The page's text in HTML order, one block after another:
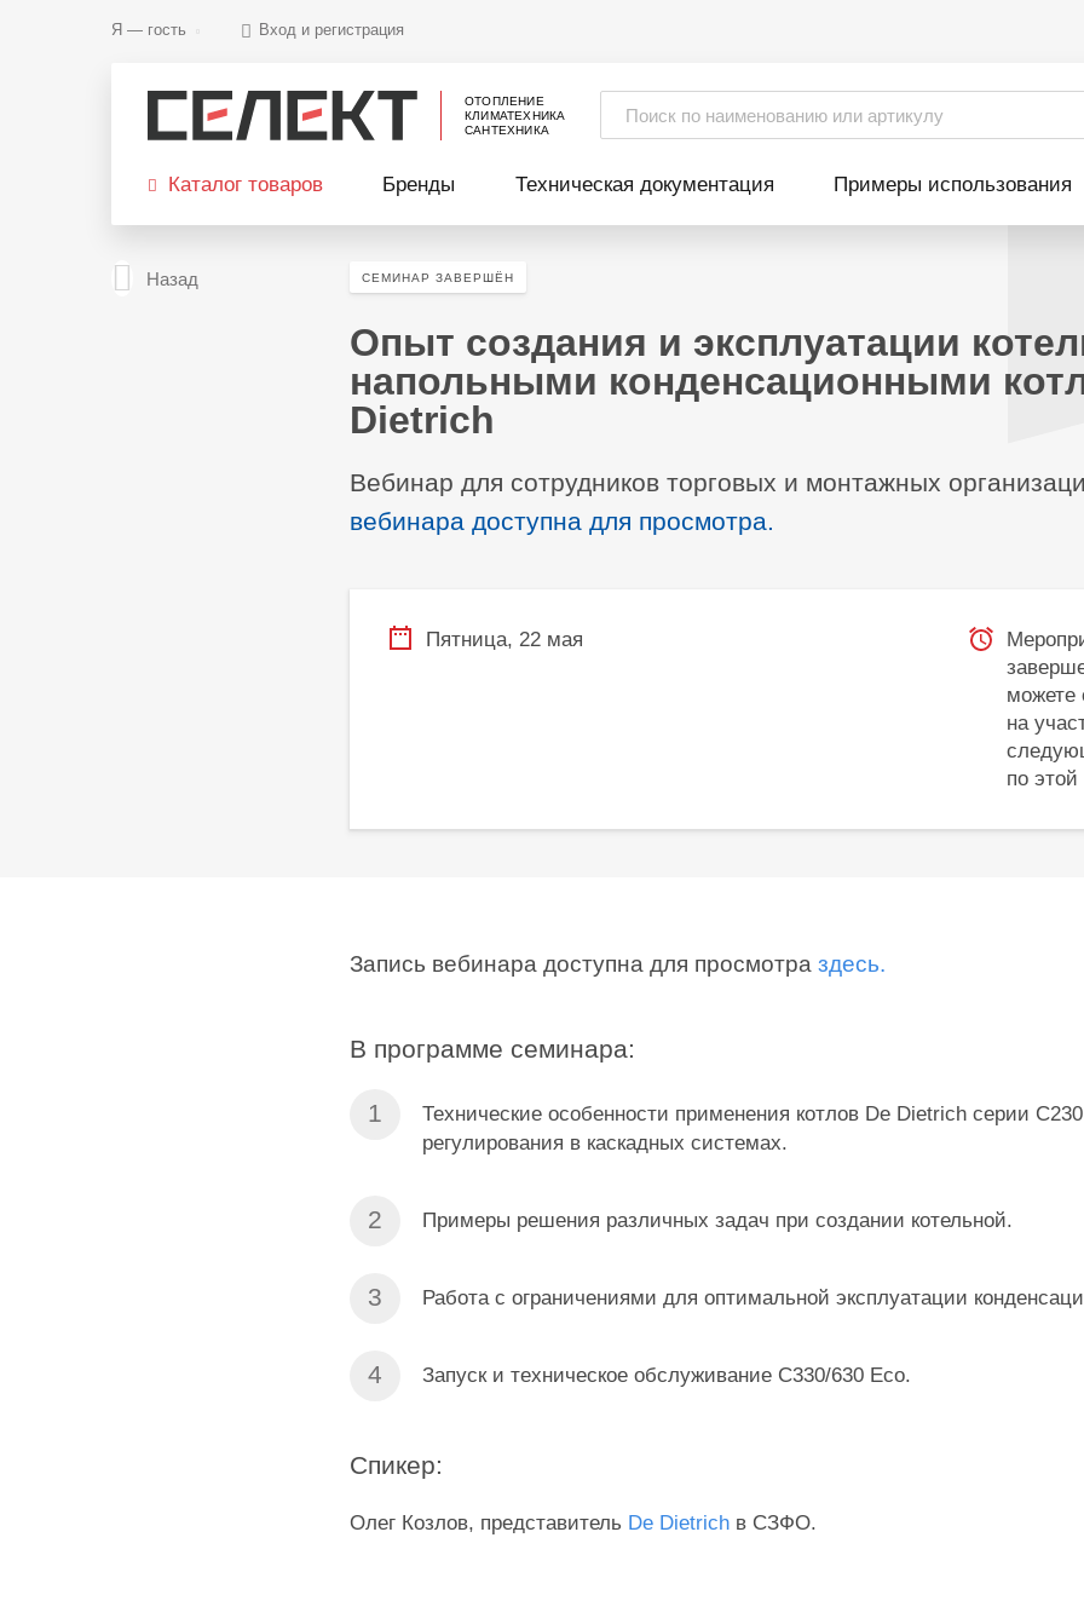
Я — гость Вход и регистрация
ОТОПЛЕНИЕ
КЛИМАТЕХНИКА
САНТЕХНИКА
Каталог товаров Бренды Техническая документация Примеры использования
Назад СЕМИНАР ЗАВЕРШЁН
Опыт создания и эксплуатации
напольными конденсационными
Dietrich
Вебинар для сотрудников торговых и монтажных
вебинара доступна для просмотра.
Пятница, 22 мая
можете
на
по
Запись вебинара доступна для просмотра здесь.
В программе семинара:
Технические особенности применения котлов De Dietrich серии
регулирования в каскадных системах.
Примеры решения различных задач при создании котельной.
Работа с ограничениями для оптимальной эксплуатации
Запуск и техническое обслуживание С330/630 Eco.
Спикер:
Олег Козлов, представитель De Dietrichв СЗФО.